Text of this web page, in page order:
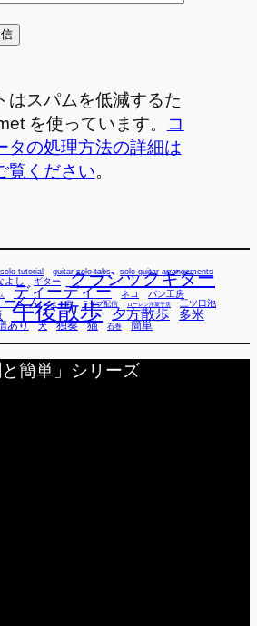
はスパムを低減するた
を使っています。
コ
タの処理方法の詳細は
覧ください。
tutorial guitar solo tabs solo guitar arrangements
よし ギター クラシックギター
ディーディー ネコ パン工房
ーくん ミー君 ライブ配信 ローレン洋菓子店 三ツ口池
午後散歩 夕方散歩 多米
あり 犬 独奏 猫 石巻 簡単
と簡単」シリーズ